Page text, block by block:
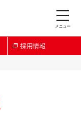
toggle
メニュー
採用情報